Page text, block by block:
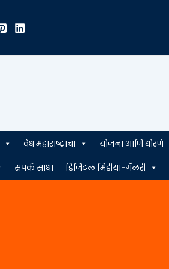
वेध महाराष्ट्राचा योजना आणि धोरणे
संपर्क साधा डिजिटल मिडीया-गॅलरी